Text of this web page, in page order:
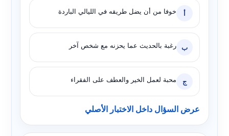
أ خوفا من أن يضل طريقه في الليالي الباردة
ب رغبة بالحديث عما يحزنه مع شخص آخر
ج محبة لعمل الخير والعطف على الفقراء
عرض السؤال داخل الاختبار الأصلي